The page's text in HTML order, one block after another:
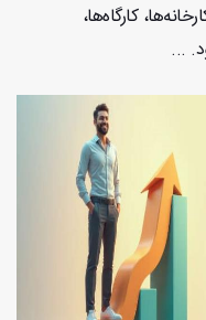
کارگاه‌ها،
...